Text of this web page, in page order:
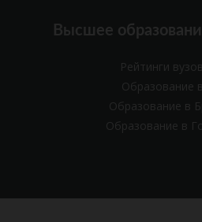
Высшее
Рейтинги
Образование
Образование в
Образование в